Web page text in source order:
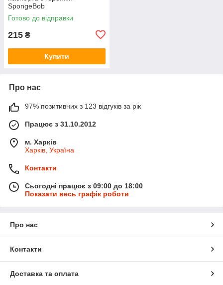
SpongeBob
Готово до відправки
215 ₴
Купити
Про нас
97% позитивних з 123 відгуків за рік
Працює з 31.10.2012
м. Харків
Харків, Україна
Контакти
Сьогодні працює з 09:00 до 18:00
Показати весь графік роботи
Про нас
Контакти
Доставка та оплата